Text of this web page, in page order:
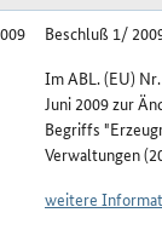
Beschluß 1/
Im ABL. (EU)
Juni 2009 zur
Begriffs
Verwaltungen
weitere